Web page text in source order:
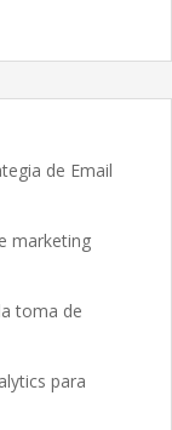
de Email
marketing
toma de
para